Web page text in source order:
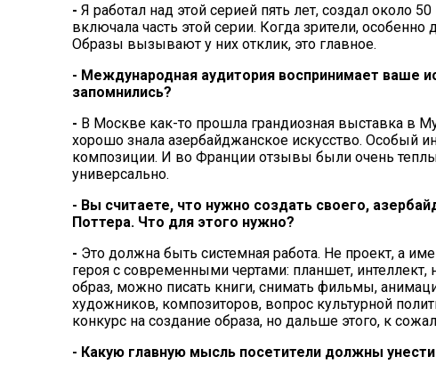
- Я работал над этой серией пять лет, создал около
включала часть этой серии. Когда зрители, особенно
Образы вызывают у них отклик, это главное.
- Международная аудитория воспринимает ваше
запомнились?
- В Москве как-то прошла грандиозная выставка в
хорошо знала азербайджанское искусство. Особый
композиции. И во Франции отзывы были очень
универсально.
- Вы считаете, что нужно создать своего,
Поттера. Что для этого нужно?
- Это должна быть системная работа. Не проект, а
героя с современными чертами: планшет, интеллект,
образ, можно писать книги, снимать фильмы,
художников, композиторов, вопрос культурной
конкурс на создание образа, но дальше этого, к
- Какую главную мысль посетители должны